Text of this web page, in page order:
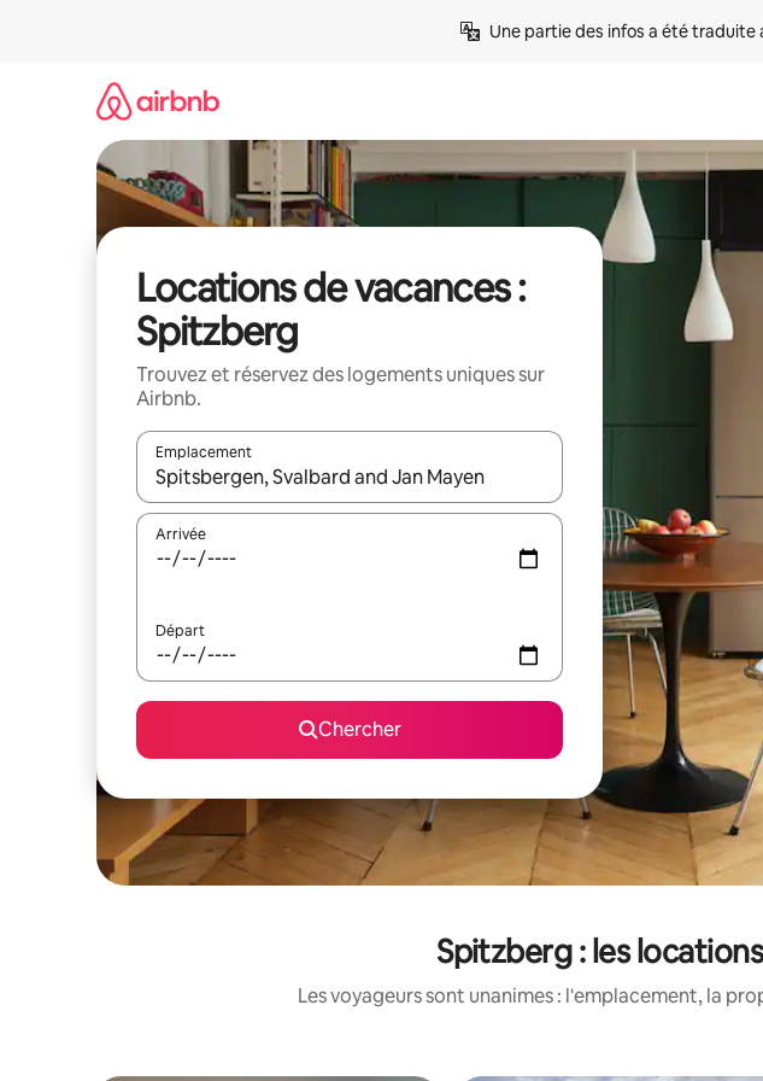
Une partie des infos a été
Locations de vacances :
Spitzberg
Trouvez et réservez des logements uniques sur
Airbnb.
Emplacement
Quand les résultats sont affichés, parcourez-les en utilisant les flèches vers le
Arrivée
Départ
Chercher
Spitzberg : les
Les voyageurs sont unanimes : l'emplacement, la